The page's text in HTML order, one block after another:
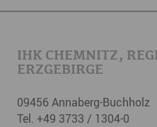
IHK CHEMNITZ,
ERZGEBIRGE
09456 Annaberg-Buchholz
Tel. +49 3733 / 1304-0